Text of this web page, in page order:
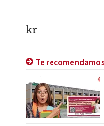
kr
Te